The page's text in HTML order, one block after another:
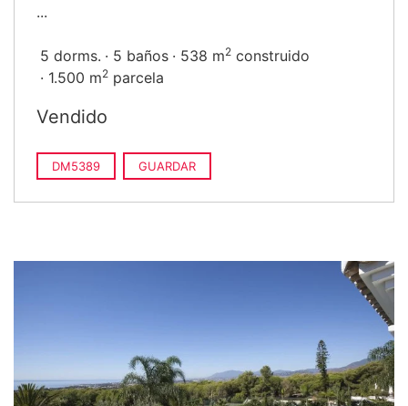
...
5 dorms. 5 baños 538 m2 construido
1.500 m2 parcela
Vendido
DM5389 GUARDAR